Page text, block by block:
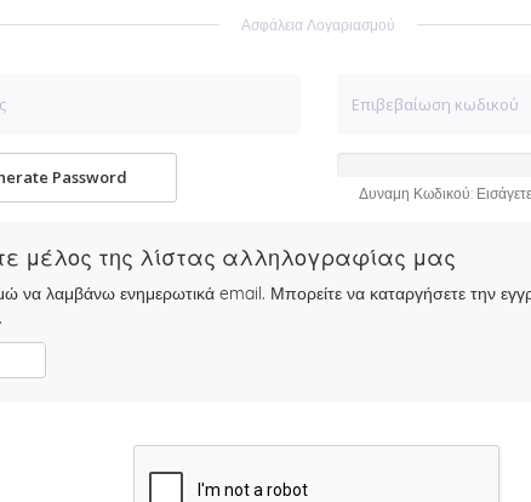
Ασφάλεια Λογαριασμού
Password
Δυναμη Κωδικού:
μέλος της λίστας αλληλογραφίας μας
να λαμβάνω ενημερωτικά email. Μπορείτε να καταργήσετε την